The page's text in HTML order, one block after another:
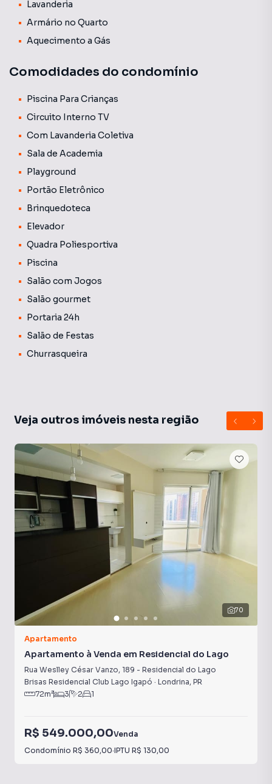
Agende sua visita para conhecer todos os detalhes.
Lavanderia
Armário no Quarto
Aquecimento a Gás
Comodidades do condomínio
Piscina Para Crianças
Circuito Interno TV
Com Lavanderia Coletiva
Sala de Academia
Playground
Portão Eletrônico
Brinquedoteca
Elevador
Quadra Poliesportiva
Piscina
Salão com Jogos
Salão gourmet
Portaria 24h
Salão de Festas
Churrasqueira
Veja outros imóveis nesta região
70
Apartamento
Apartamento à Venda em Residencial do Lago
Rua Weslley César Vanzo, 189 - Residencial do Lago
Brisas Residencial Club Lago Igapó · Londrina, PR
72m² 3 2 1
R$ 549.000,00Venda
Condomínio R$ 360,00·IPTU R$ 130,00